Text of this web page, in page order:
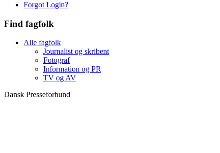
Forgot Login?
Find fagfolk
Alle fagfolk
Journalist og skribent
Fotograf
Information og PR
TV og AV
Dansk Presseforbund